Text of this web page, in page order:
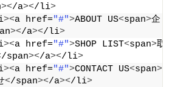
></a></li>
><a href="#">ABOUT US<span>企
></a></li>
><a href="#">SHOP LIST<span>取
/span></a></li>
><a href="#">CONTACT US<span>
</span></a></li>